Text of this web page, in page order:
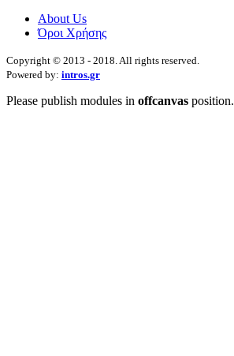
About Us
Όροι Χρήσης
Copyright © 2013 - 2018. All rights reserved.
Powered by: intros.gr
Please publish modules in offcanvas position.